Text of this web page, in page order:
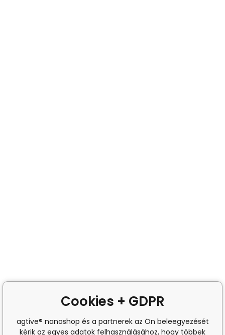
Cookies + GDPR
agtive® nanoshop és a partnerek az Ön beleegyezését
kérik az egyes adatok felhasználásához, hogy többek